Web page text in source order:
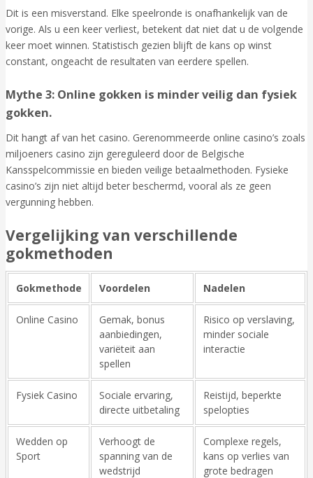
Dit is een misverstand. Elke speelronde is onafhankelijk van de
vorige. Als u een keer verliest, betekent dat niet dat u de volgende
keer moet winnen. Statistisch gezien blijft de kans op winst
constant, ongeacht de resultaten van eerdere spellen.
Mythe 3: Online gokken is minder veilig dan fysiek
gokken.
Dit hangt af van het casino. Gerenommeerde online casino’s zoals
miljoeners casino zijn gereguleerd door de Belgische
Kansspelcommissie en bieden veilige betaalmethoden. Fysieke
casino’s zijn niet altijd beter beschermd, vooral als ze geen
vergunning hebben.
Vergelijking van verschillende
gokmethoden
Gokmethode Voordelen Nadelen
Online Casino
Gemak, bonus
aanbiedingen,
variëteit aan
spellen
Risico op verslaving,
minder sociale
interactie
Fysiek Casino
Sociale ervaring,
directe uitbetaling
Reistijd, beperkte
spelopties
Wedden op
Sport
Verhoogt de
spanning van de
wedstrijd
Complexe regels,
kans op verlies van
grote bedragen